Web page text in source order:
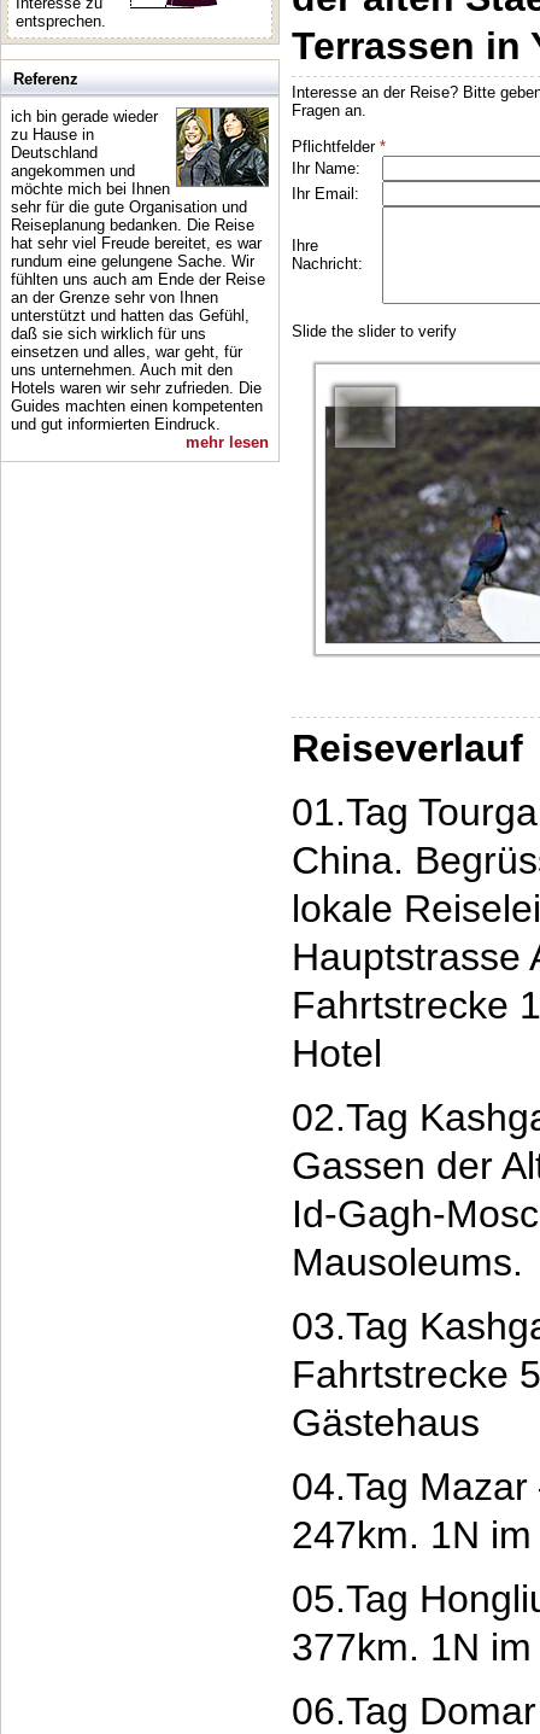
entsprechen.
Referenz
ich bin gerade wieder
zu Hause in
Deutschland
angekommen und
möchte mich bei Ihnen
sehr für die gute Organisation und
Reiseplanung bedanken. Die Reise
hat sehr viel Freude bereitet, es war
rundum eine gelungene Sache. Wir
fühlten uns auch am Ende der Reise
an der Grenze sehr von Ihnen
unterstützt und hatten das Gefühl,
daß sie sich wirklich für uns
einsetzen und alles, war geht, für
uns unternehmen. Auch mit den
Hotels waren wir sehr zufrieden. Die
Guides machten einen kompetenten
und gut informierten Eindruck.
mehr lesen
Terrassen in
Reiseverlauf
01.Tag
China.
lokale
Hauptstrasse
Fahrtstrecke
Hotel
02.Tag
Gassen der
Id-Gagh-
Mausoleums.
03.Tag
Fahrtstrecke
Gästehaus
04.Tag
247km. 1N
05.Tag
377km. 1N
06.Tag